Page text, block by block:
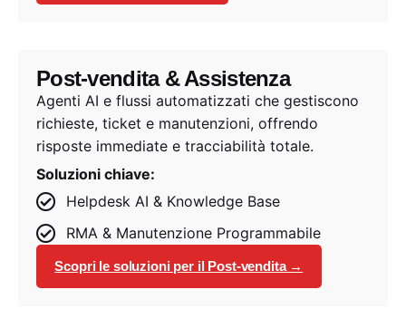
Post-vendita & Assistenza
Agenti AI e flussi automatizzati che gestiscono
richieste, ticket e manutenzioni, offrendo
risposte immediate e tracciabilità totale.
Soluzioni chiave:
Helpdesk AI & Knowledge Base
RMA & Manutenzione Programmabile
Scopri le soluzioni per il Post-vendita →